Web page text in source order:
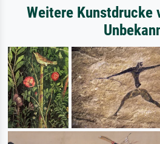
Weitere Kunstdrucke